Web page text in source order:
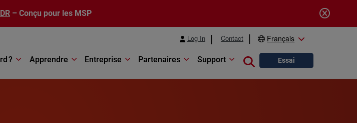
– Conçu pour les MSP
Log In Contact Français
? Apprendre Entreprise Partenaires Support Close search
Essai